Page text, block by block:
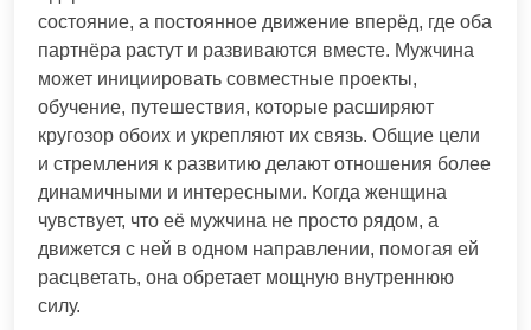
состояние, а постоянное движение вперёд, где оба
партнёра растут и развиваются вместе. Мужчина
может инициировать совместные проекты,
обучение, путешествия, которые расширяют
кругозор обоих и укрепляют их связь. Общие цели
и стремления к развитию делают отношения более
динамичными и интересными. Когда женщина
чувствует, что её мужчина не просто рядом, а
движется с ней в одном направлении, помогая ей
расцветать, она обретает мощную внутреннюю
силу.